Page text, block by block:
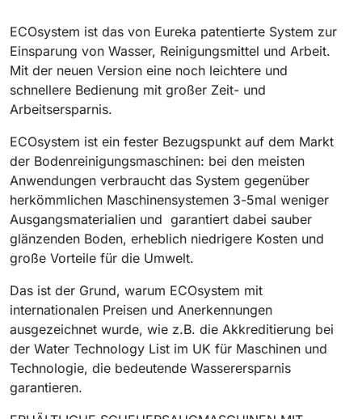
1000 mm 7500 m²/h
E110-D
E110-R
1100 mm 8800 m²/h
ECOsystem ist das von Eureka patentierte System zur
Einsparung von Wasser, Reinigungsmittel und Arbeit.
Mit der neuen Version eine noch leichtere und
schnellere Bedienung mit großer Zeit- und
Arbeitsersparnis.
ECOsystem ist ein fester Bezugspunkt auf dem Markt
der Bodenreinigungsmaschinen: bei den meisten
Anwendungen verbraucht das System gegenüber
herkömmlichen Maschinensystemen 3-5mal weniger
Ausgangsmaterialien und garantiert dabei sauber
glänzenden Boden, erheblich niedrigere Kosten und
große Vorteile für die Umwelt.
Das ist der Grund, warum ECOsystem mit
internationalen Preisen und Anerkennungen
ausgezeichnet wurde, wie z.B. die Akkreditierung bei
der Water Technology List im UK für Maschinen und
Technologie, die bedeutende Wasserersparnis
garantieren.